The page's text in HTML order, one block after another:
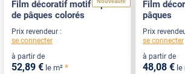
Film décoratif motif lapins
de pâques colorés
Prix revendeur :
se connecter
à partir de
52,89 € le m² *
Film
pâques
Prix
se connecter
à partir de
48,08 € le